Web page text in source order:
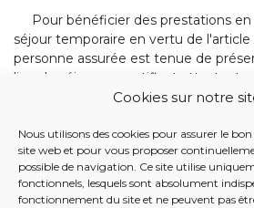
Cookies sur notre
Nous utilisons des cookies pour assurer le
site web et pour vous proposer
possible de navigation. Ce site utilise
fonctionnels, lesquels sont absolument
fonctionnement du site et ne peuvent pas
Pour bénéficier des prestations
séjour temporaire en vertu de l'article
personne assurée est tenue de
lieu de séjour un certificat attestant
prestations en nature. Ce certificat
assurée avant qu'elle ne quitte le
contractant où elle réside. Si cette
pas ledit certificat, l'organisme du lieu
l'organisme compétent pour l'obtenir.